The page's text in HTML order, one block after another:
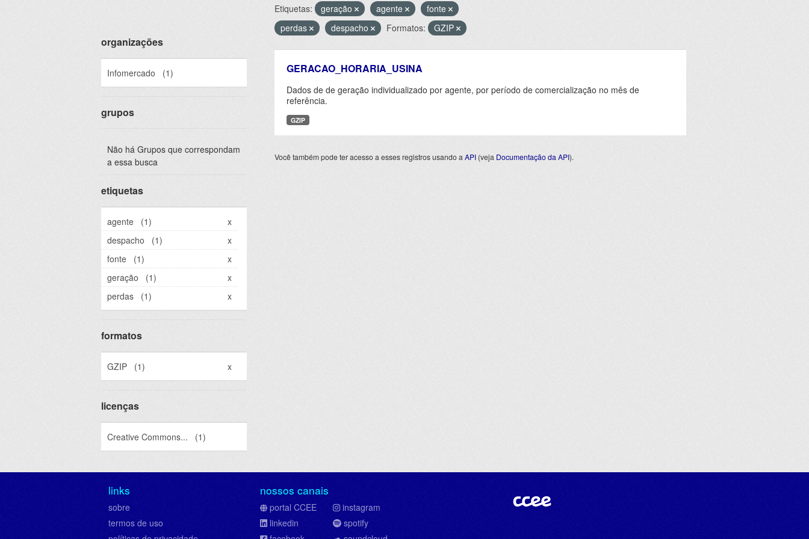
organizações
Infomercado (1)
grupos
Não há Grupos que correspondam
a essa busca
etiquetas
agente (1)
x
despacho
(1)
x
fonte
(1)
x
geração
(1)
x
perdas
(1) x
formatos
GZIP (1) x
licenças
Creative Commons... (1)
Etiquetas: geração agente
fonte
perdas
despacho Formatos: GZIP
GERACAO_HORARIA_USINA
Dados de de geração individualizado por agente, por período de comercialização no mês de
referência.
GZIP
Você também pode ter acesso a esses registros usando a API (veja Documentação da API).
links
sobre
termos de uso
nossos canais
portal CCEE
linkedin
instagram
spotify